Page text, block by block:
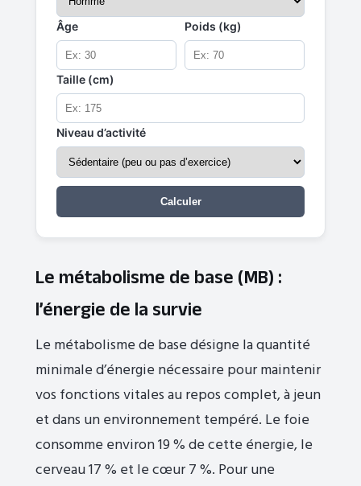
Âge Poids (kg)
Taille (cm)
Niveau d’activité
Calculer
Le métabolisme de base (MB) :
l’énergie de la survie
Le métabolisme de base désigne la quantité
minimale d’énergie nécessaire pour maintenir
vos fonctions vitales au repos complet, à jeun
et dans un environnement tempéré. Le foie
consomme environ 19 % de cette énergie, le
cerveau 17 % et le cœur 7 %. Pour une